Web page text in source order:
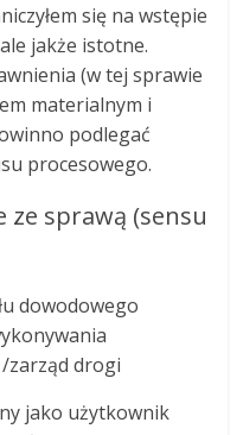
się na wstępie
jakże istotne.
(w tej sprawie
materialnym i
podlegać
procesowego.
ze sprawą (sensu
dowodowego
zarząd drogi
jako użytkownik